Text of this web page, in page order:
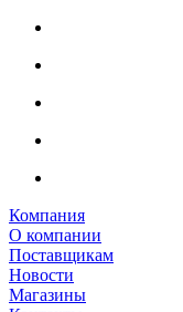
Компания
О компании
Поставщикам
Новости
Магазины